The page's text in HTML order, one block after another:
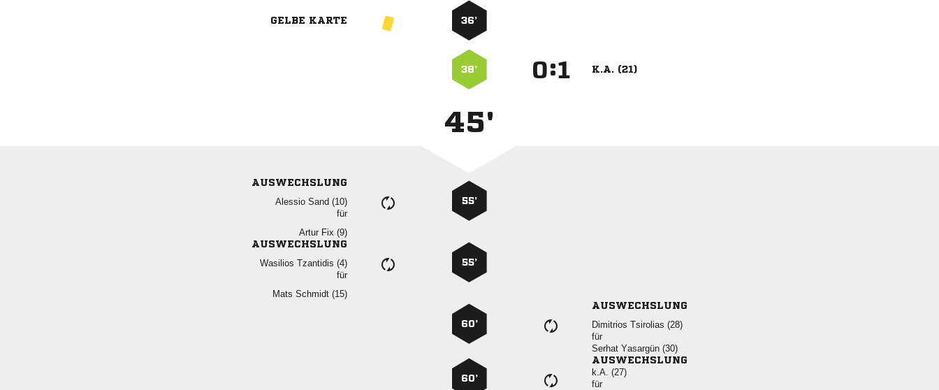
GELBE KARTE 36’
38’ : K.A. (21)
45'
AUSWECHSLUNG
  
für
  
55’
AUSWECHSLUNG
  
für
  
55’
60’
AUSWECHSLUNG
  
für
  
60’
AUSWECHSLUNG
k.A. (27)
für